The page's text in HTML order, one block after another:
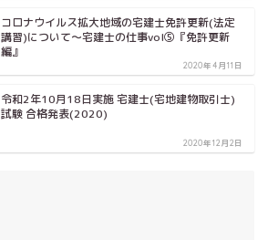
コロナウイルス拡大地域の宅建士免許更新(法定
講習)について～宅建士の仕事vol⑤『免許更新
編』
2020年4月11日
令和2年10月18日実施 宅建士(宅地建物取引士)
試験 合格発表(2020)
2020年12月2日